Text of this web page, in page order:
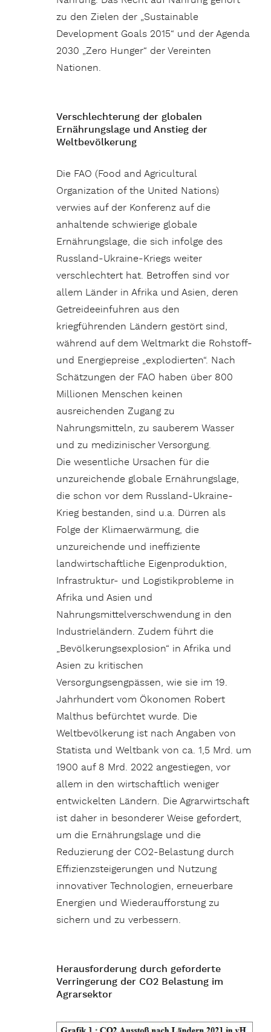
zu den Zielen der „Sustainable
Development Goals 2015“ und der Agenda
2030 „Zero Hunger“ der Vereinten
Nationen.
Verschlechterung der globalen
Ernährungslage und Anstieg der
Weltbevölkerung
Die FAO (Food and Agricultural
Organization of the United Nations)
verwies auf der Konferenz auf die
anhaltende schwierige globale
Ernährungslage, die sich infolge des
Russland-Ukraine-Kriegs weiter
verschlechtert hat. Betroffen sind vor
allem Länder in Afrika und Asien, deren
Getreideeinfuhren aus den
kriegführenden Ländern gestört sind,
während auf dem Weltmarkt die Rohstoff-
und Energiepreise „explodierten“. Nach
Schätzungen der FAO haben über 800
Millionen Menschen keinen
ausreichenden Zugang zu
Nahrungsmitteln, zu sauberem Wasser
und zu medizinischer Versorgung.
Die wesentliche Ursachen für die
unzureichende globale Ernährungslage,
die schon vor dem Russland-Ukraine-
Krieg bestanden, sind u.a. Dürren als
Folge der Klimaerwärmung, die
unzureichende und ineffiziente
landwirtschaftliche Eigenproduktion,
Infrastruktur- und Logistikprobleme in
Afrika und Asien und
Nahrungsmittelverschwendung in den
Industrieländern. Zudem führt die
„Bevölkerungsexplosion“ in Afrika und
Asien zu kritischen
Versorgungsengpässen, wie sie im 19.
Jahrhundert vom Ökonomen Robert
Malthus befürchtet wurde. Die
Weltbevölkerung ist nach Angaben von
Statista und Weltbank von ca. 1,5 Mrd. um
1900 auf 8 Mrd. 2022 angestiegen, vor
allem in den wirtschaftlich weniger
entwickelten Ländern. Die Agrarwirtschaft
ist daher in besonderer Weise gefordert,
um die Ernährungslage und die
Reduzierung der CO2-Belastung durch
Effizienzsteigerungen und Nutzung
innovativer Technologien, erneuerbare
Energien und Wiederaufforstung zu
sichern und zu verbessern.
Herausforderung durch geforderte
Verringerung der CO2 Belastung im
Agrarsektor